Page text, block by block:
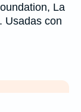
La
. Usadas con